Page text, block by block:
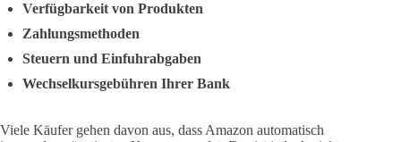
Verfügbarkeit von Produkten
Zahlungsmethoden
Steuern und Einfuhrabgaben
Wechselkursgebühren Ihrer Bank
Viele Käufer gehen davon aus, dass Amazon automatisch